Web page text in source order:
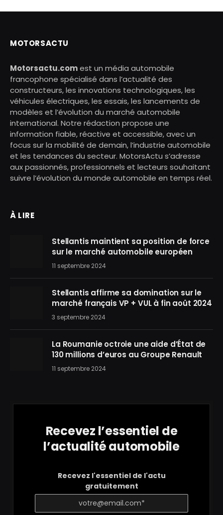
MOTORSACTU
Motorsactu.comest un média automobile
francophone spécialisé dans l’actualité des
constructeurs, les innovations technologiques, les
véhicules électriques, les essais, les lancements de
modèles et l’évolution du marché automobile
international. Notre rédaction propose une
information fiable, réactive et accessible, avec un
focus sur la mobilité de demain, l’industrie automobile
et les tendances du secteur. MotorsActu s’adresse
aux passionnés, professionnels et lecteurs souhaitant
suivre l’évolution du monde automobile en temps réel.
À LIRE
Stellantis maintient sa position de force
sur le marché automobile européen
11 septembre 2024
Stellantis affirme sa domination sur le
marché français VP + VUL à fin août 2024
3 septembre 2024
La Roumanie octroie une aide d’État de
130 millions d’euros au Groupe Renault
11 septembre 2024
Recevez l’essentiel de
l’actualité automobile
Recevez l'essentiel de l'actu
gratuitement